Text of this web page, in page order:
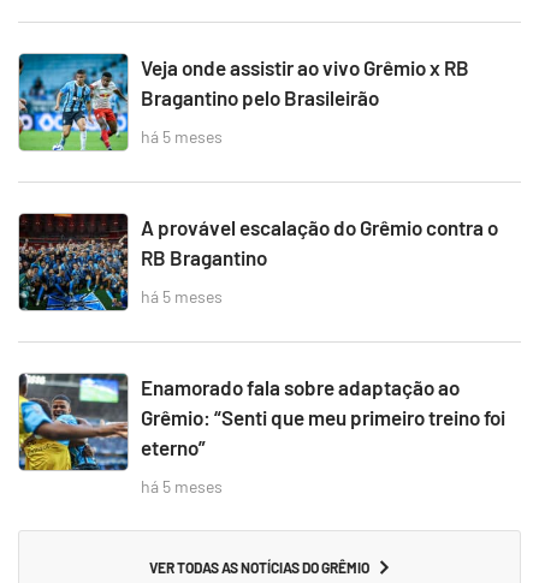
Veja onde assistir ao vivo Grêmio x RB
Bragantino pelo Brasileirão
há 5 meses
A provável escalação do Grêmio contra o
RB Bragantino
há 5 meses
Enamorado fala sobre adaptação ao
Grêmio: “Senti que meu primeiro treino foi
eterno”
há 5 meses
VER TODAS AS NOTÍCIAS DO GRÊMIO